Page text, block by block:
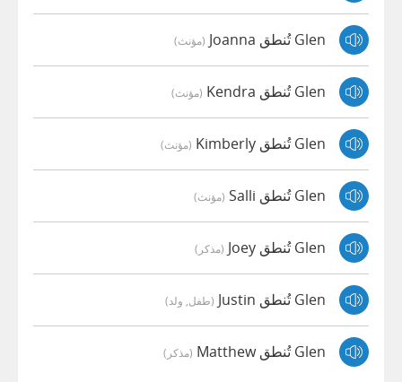
Glen تُنطق Joanna (مؤنث)
Glen تُنطق Kendra (مؤنث)
Glen تُنطق Kimberly (مؤنث)
Glen تُنطق Salli (مؤنث)
Glen تُنطق Joey (مذكر)
Glen تُنطق Justin (طفل, ولد)
Glen تُنطق Matthew (مذكر)